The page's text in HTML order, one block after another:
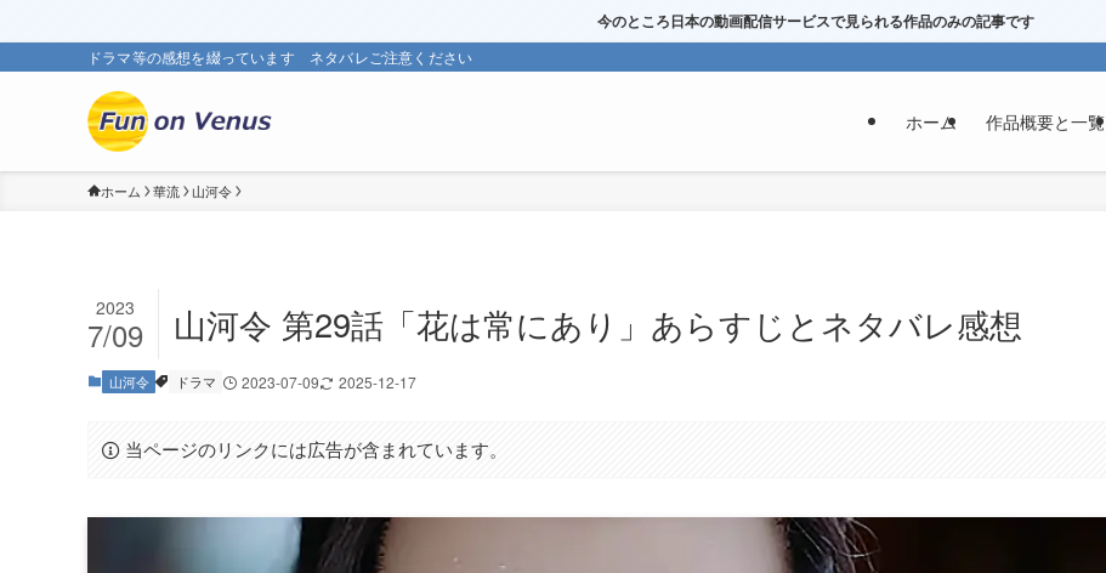
今のところ日本の動画配信サービスで見られる作品のみの記事です
ドラマ等の感想を綴っています ネタバレご注意ください
ホーム 作品概要と一覧
ホーム 華流 山河令
山河令 第29話「花は常にあり」あらすじとネタバレ感想
2023
7/09
山河令 ドラマ 2023-07-09 2025-12-17
当ページのリンクには広告が含まれています。